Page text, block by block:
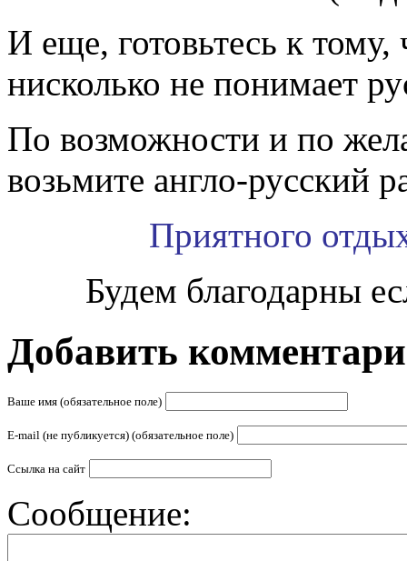
И еще, готовьтесь к тому,
нисколько не понимает
По возможности и по
возьмите англо-русский
Приятного
Будем благодарны
Добавить
Ваше имя (обязательное поле)
E-mail (не публикуется) (обязательное поле)
Ссылка на сайт
Сообщение: